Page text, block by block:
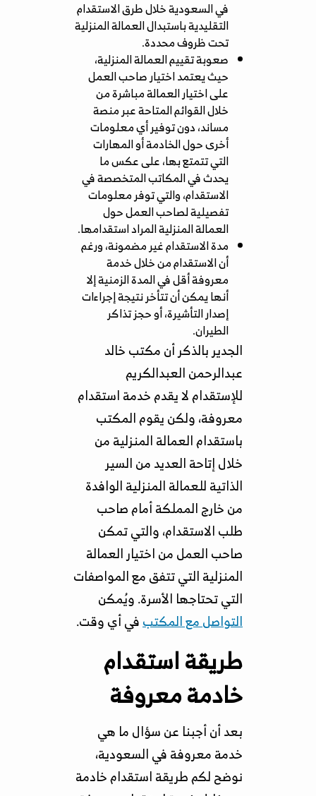
في السعودية خلال طرق الاستقدام
التقليدية باستبدال العمالة المنزلية
تحت ظروف محددة.
صعوبة تقييم العمالة المنزلية،
حيث يعتمد اختيار صاحب العمل
على اختيار العمالة مباشرة من
خلال القوائم المتاحة عبر منصة
مساند، دون توفير أي معلومات
أخرى حول الخادمة أو المهارات
التي تتمتع بها، على عكس ما
يحدث في المكاتب المتخصصة في
الاستقدام، والتي توفر معلومات
تفصيلية لصاحب العمل حول
العمالة المنزلية المراد استقدامها.
مدة الاستقدام غير مضمونة، ورغم
أن الاستقدام من خلال خدمة
معروفة أقل في المدة الزمنية إلا
أنها يمكن أن تتأخر نتيجة إجراءات
إصدار التأشيرة، أو حجز تذاكر
الطيران.
الجدير بالذكر أن مكتب خالد
عبدالرحمن العبدالكريم
للإستقدام لا يقدم خدمة استقدام
معروفة، ولكن يقوم المكتب
باستقدام العمالة المنزلية من
خلال إتاحة العديد من السير
الذاتية للعمالة المنزلية الوافدة
من خارج المملكة أمام صاحب
طلب الاستقدام، والتي تمكن
صاحب العمل من اختيار العمالة
المنزلية التي تتفق مع المواصفات
التي تحتاجها الأسرة. ويُمكن
التواصل مع المكتبفي أي وقت.
طريقة استقدام
خادمة معروفة
بعد أن أجبنا عن سؤال ما هي
خدمة معروفة في السعودية،
نوضح لكم طريقة استقدام خادمة